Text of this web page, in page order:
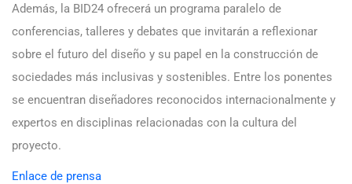
Además, la BID24 ofrecerá un programa paralelo de
conferencias, talleres y debates que invitarán a reflexionar
sobre el futuro del diseño y su papel en la construcción de
sociedades más inclusivas y sostenibles. Entre los ponentes
se encuentran diseñadores reconocidos internacionalmente y
expertos en disciplinas relacionadas con la cultura del
proyecto.
Enlace de prensa